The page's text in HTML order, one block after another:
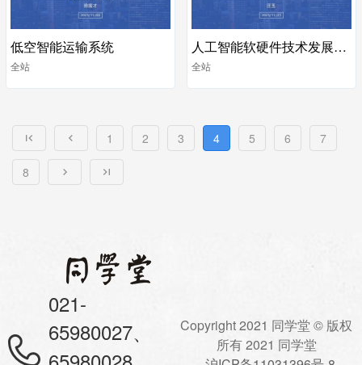
低空智能运输系统
全站
人工智能软硬件技术发展与思考
全站
1 2 3 4 5 6 7
8
021-
65980027、
Copyright 2021 同学堂 © 版权
所有 2021 同学堂